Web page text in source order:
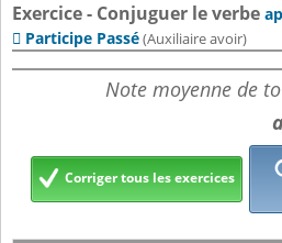
Exercice - Conjuguer le verbe
 Participe Passé(Auxiliaire avoir)
Note moyenne de
Corriger tous les exercices